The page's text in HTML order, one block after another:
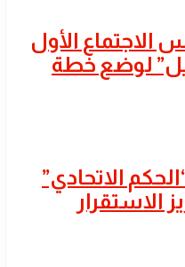
الاجتماع الأول
لوضع خطة
الاتحادي”
الاستقرار